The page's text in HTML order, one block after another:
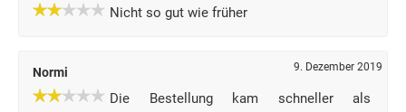
Nicht so gut wie früher
Normi 9. Dezember 2019
Die Bestellung kam schneller als